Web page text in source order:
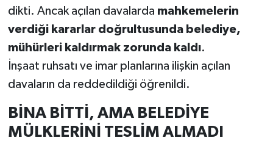
dikti. Ancak açılan davalarda mahkemelerin
verdiği kararlar doğrultusunda belediye,
mühürleri kaldırmak zorunda kaldı.
İnşaat ruhsatı ve imar planlarına ilişkin açılan
davaların da reddedildiği öğrenildi.
BİNA BİTTİ, AMA BELEDİYE
MÜLKLERİNİ TESLİM ALMADI